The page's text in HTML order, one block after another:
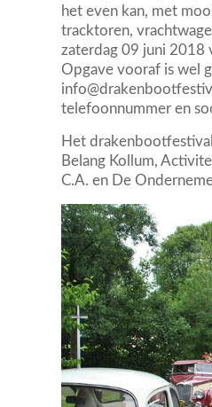
het even kan, met
tracktoren,
zaterdag 09 juni 2018
Opgave vooraf is wel
telefoonnummer en
Het
Belang Kollum,
C.A. en De